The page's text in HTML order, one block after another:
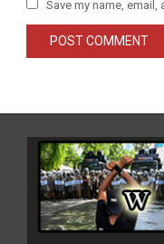
Save my name,